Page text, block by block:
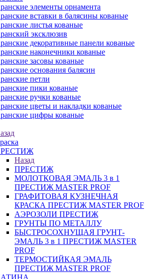
элементы орнамента
вставки в балясины кованые
листья кованые
эксклюзив
декоративные панели кованые
наконечники кованые
засовы кованые
основания балясин
петли
пики кованые
ручки кованые
цветы и накладки кованые
цифры кованые
Назад
ПРЕСТИЖ
МОЛОТКОВАЯ ЭМАЛЬ 3 в 1
ПРЕСТИЖ MASTER PROF
ГРАФИТОВАЯ КУЗНЕЧНАЯ
КРАСКА ПРЕСТИЖ MASTER PROF
АЭРОЗОЛИ ПРЕСТИЖ
ГРУНТЫ ПО МЕТАЛЛУ
БЫСТРОСОХНУЩАЯ ГРУНТ-
ЭМАЛЬ 3 в 1 ПРЕСТИЖ MASTER
PROF
ТЕРМОСТИЙКАЯ ЭМАЛЬ
ПРЕСТИЖ MASTER PROF